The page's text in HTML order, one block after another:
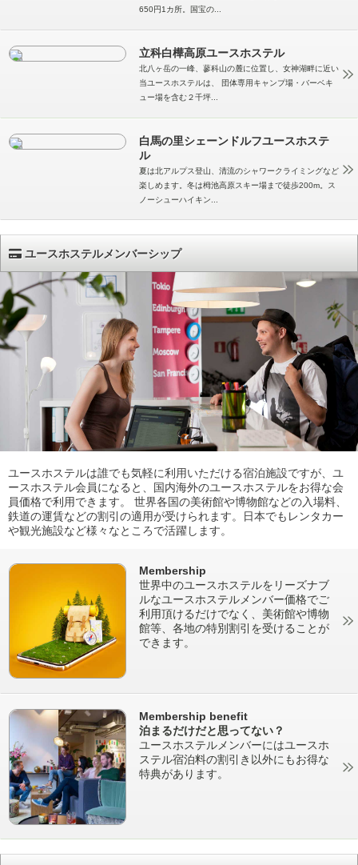
650円1カ所。国宝の...
立科白樺高原ユースホステル
北八ヶ岳の一峰、蓼科山の麓に位置し、女神湖畔に近い
当ユースホステルは、 団体専用キャンプ場・バーベキ
ュー場を含む２千坪...
白馬の里シェーンドルフユースホステ
ル
夏は北アルプス登山、清流のシャワークライミングなど
楽しめます。冬は栂池高原スキー場まで徒歩200m。ス
ノーシューハイキン...
ユースホステルメンバーシップ
ユースホステルは誰でも気軽に利用いただける宿泊施設ですが、ユ
ースホステル会員になると、国内海外のユースホステルをお得な会
員価格で利用できます。 世界各国の美術館や博物館などの入場料、
鉄道の運賃などの割引の適用が受けられます。日本でもレンタカー
や観光施設など様々なところで活躍します。
Membership
世界中のユースホステルをリーズナブ
ルなユースホステルメンバー価格でご
利用頂けるだけでなく、美術館や博物
館等、各地の特別割引を受けることが
できます。
Membership benefit
泊まるだけだと思ってない？
ユースホステルメンバーにはユースホ
ステル宿泊料の割引き以外にもお得な
特典があります。